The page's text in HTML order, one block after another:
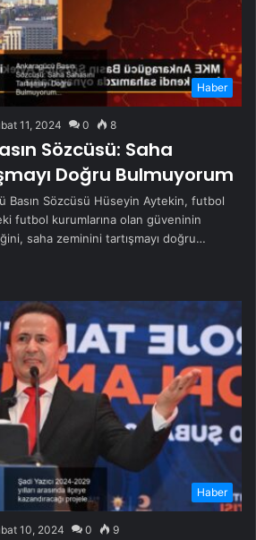
Haber
11, 2024 0 8
Sözcüsü: Saha
Doğru Bulmuyorum
Basın Sözcüsü Hüseyin Aytekin, futbol
futbol kurumlarına olan güveninin
saha zeminini tartışmayı doğru…
Haber
10, 2024 0 9